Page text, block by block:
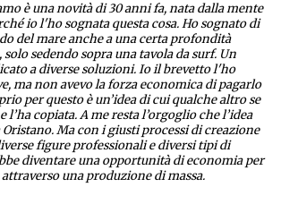
è una novità di 30 anni fa, nata dalla mente
io l'ho sognata questa cosa. Ho sognato di
del mare anche a una certa profondità
solo sedendo sopra una tavola da surf. Un
a diverse soluzioni. Io il brevetto l'ho
ma non avevo la forza economica di pagarlo
per questo è un’idea di cui qualche altro se
l’ha copiata. A me resta l’orgoglio che l’idea
Ma con i giusti processi di creazione
figure professionali e diversi tipi di
diventare una opportunità di economia per
una produzione di massa.